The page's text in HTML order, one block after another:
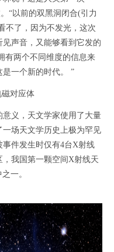
“以前的双黑洞闭合(引力
不了，因为不发光，这次
声音，又能够看到它发的
有两个不同维度的信息来
一个新的时代。 ”
对应体
义，天文学家使用了大量
场天文学历史上极为罕见
件发生时仅有4台X射线
我国第一颗空间X射线天
一。